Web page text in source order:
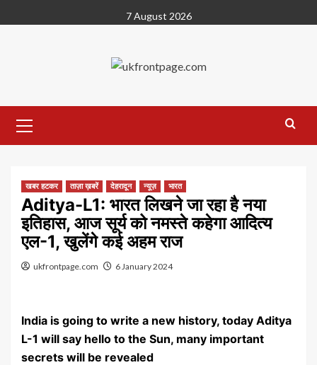
to
7 August 2026
Menu
खबर हटकर ताज़ा ख़बरें देहरादून न्यूज़ भारत
Aditya-L1: भारत लिखने जा रहा है नया
इतिहास, आज सूर्य को नमस्ते कहेगा आदित्य
एल-1, खुलेंगे कई अहम राज
ukfrontpage.com 6 January 2024
India is going to write a new history, today Aditya
L-1 will say hello to the Sun, many important
secrets will be revealed